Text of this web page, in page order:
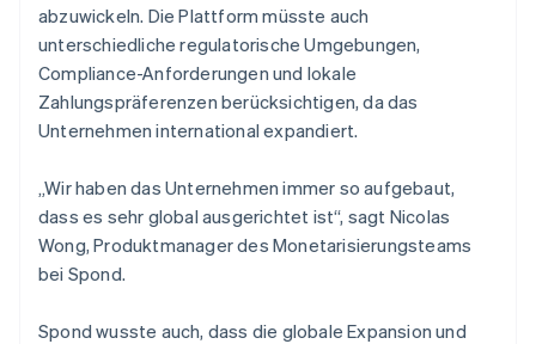
abzuwickeln. Die Plattform müsste auch
unterschiedliche regulatorische Umgebungen,
Compliance-Anforderungen und lokale
Zahlungspräferenzen berücksichtigen, da das
Unternehmen international expandiert.
„Wir haben das Unternehmen immer so aufgebaut,
dass es sehr global ausgerichtet ist“, sagt Nicolas
Wong, Produktmanager des Monetarisierungsteams
bei Spond.
Spond wusste auch, dass die globale Expansion und